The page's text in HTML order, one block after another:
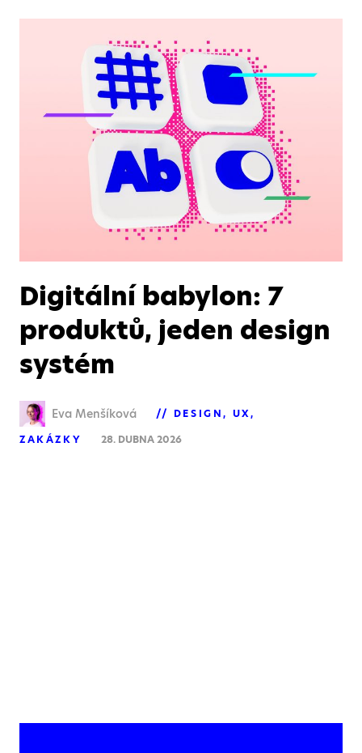
Digitální babylon: 7
produktů, jeden design
systém
Eva Menšíková DESIGN
UX
ZAKÁZKY
28. DUBNA 2026